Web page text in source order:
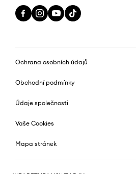
Ochrana osobních údajů
Obchodní podmínky
Údaje společnosti
Vaše Cookies
Mapa stránek